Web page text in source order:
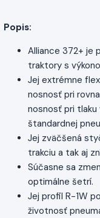
Popis:
Alliance 372+ je
traktory s
Jej extrémne
nosnosť pri
nosnosť pri
štandardnej
Jej zväčšená
trakciu a tak aj
Súčasne sa
optimálne šetrí.
Jej profil R-1W
životnosť